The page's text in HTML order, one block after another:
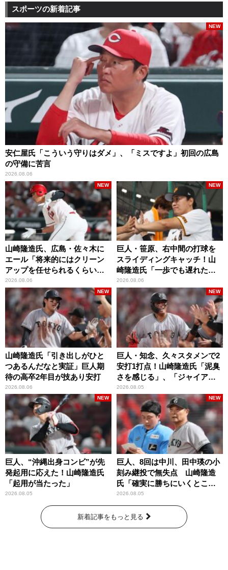
スポーツの新着記事
安仁屋氏「こういう守りはダメ」、「ミスですよ」初回の広島
の守備に苦言
2026.08.06
NEW
山崎隆造氏、広島・佐々木に
エール「将来的にはクリーン
アップを任せられるくらいま
では成長して」
2026.08.06
NEW
巨人・笹原、右中間の打球を
スライディングキャッチ！山
崎隆造氏「一歩でも遅れた
ら…」
2026.08.06
NEW
山崎隆造氏「引き出しがひと
つあるんだなと実証」巨人期
待の高卒2年目が技あり安打
2026.08.06
NEW
巨人・知念、久々スタメンで2
安打1打点！山崎隆造氏「泥臭
さを感じる」、「ジャイアン
ツには少ないタイプ」
2026.08.05
NEW
巨人、“沖縄出身コンビ”が先
発起用に応えた！山崎隆造氏
「起用が当たった」
2026.08.05
NEW
巨人、8回は中川、田中瑛の小
刻み継投で無失点 山崎隆造
氏「確実に勝ちにいくとこ
ろ」
2026.08.05
NEW
新着記事をもっと見る